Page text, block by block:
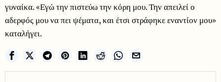
γυναίκα. «Εγώ την πιστεύω την κόρη μου. Την απειλεί ο
αδερφός μου να πει ψέματα, και έτσι στράφηκε εναντίον μου»
καταλήγει.